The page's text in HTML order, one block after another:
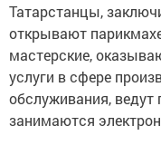
Татарстанцы,
открывают
мастерские,
услуги в сфере
обслуживания, ведут
занимаются